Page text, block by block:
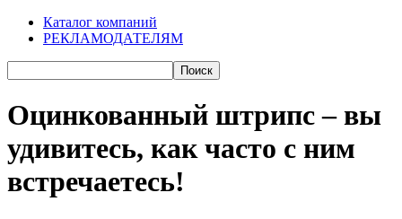
Каталог компаний
РЕКЛАМОДАТЕЛЯМ
Оцинкованный штрипс – вы
удивитесь, как часто с ним
встречаетесь!